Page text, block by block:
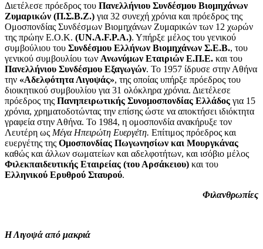
Διετέλεσε πρόεδρος του Πανελλήνιου Συνδέσμου Βιομηχάνων
Ζυμαρικών (Π.Σ.Β.Ζ.) για 32 συνεχή χρόνια και πρόεδρος της
Ομοσπονδίας Συνδέσμων Βιομηχάνων Ζυμαρικών των 12 χωρών
της πρώην Ε.Ο.Κ. (UN.A.F.P.A.). Υπήρξε μέλος του γενικού
συμβούλιου του Συνδέσμου Ελλήνων Βιομηχάνων Σ.Ε.Β., του
γενικού συμβουλίου των Ανωνύμων Εταιριών Ε.Π.Ε. και του
Πανελλήνιου Συνδέσμου Εξαγωγών. Το 1957 ίδρυσε στην Αθήνα
την «Αδελφότητα Λιγοψάς», της οποίας υπήρξε πρόεδρος του
διοικητικού συμβουλίου για 31 ολόκληρα χρόνια. Διετέλεσε
πρόεδρος της Πανηπειρωτικής Συνομοσπονδίας Ελλάδος για 15
χρόνια, χρηματοδοτώντας την επίσης ώστε να αποκτήσει ιδιόκτητα
γραφεία στην Αθήνα. Το 1984, η ομοσπονδία ανακήρυξε τον
Λευτέρη ως Μέγα Ηπειρώτη Ευεργέτη. Επίτιμος πρόεδρος και
ευεργέτης της Ομοσπονδίας Πωγωνησίων και Μουργκάνας
καθώς και άλλων σωματείων και αδελφοτήτων, και ισόβιο μέλος
Φιλεκπαιδευτικής Εταιρείας (του Αρσάκειου) και του
Ελληνικού Ερυθρού Σταυρού.
Φιλανθρωπίες
Η Λιγοψά από μακριά